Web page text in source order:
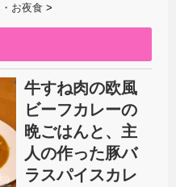
お夜食 >
牛すね肉の欧風
ビーフカレーの
晩ごはんと、主
人の作った豚バ
ラスパイスカレ